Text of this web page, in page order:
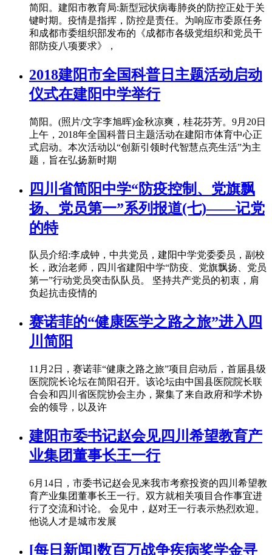
简阳。建阳市教育局:新型冠状病毒肺炎的防控正处于关
键时期。疫情是指挥，防控是责任。为响应市委原任务
和成都市委组织部发布的《成都市各级党组织和党员干
部防疫八项要求》，
2018建阳市全国科普日主题活动启动
仪式在建阳中学举行
简阳。(照片/文字李旭晖)金秋凉爽，桂花芬芳。9月20日
上午，2018年全国科普日主题活动在建阳市体育中心正
式启动。本次活动以“创新引领时代智慧点亮生活”为主
题，旨在弘扬新时期
四川省简阳中学“防疫控制、党旗飘
扬、党员第一”系列报道(七)——记党
的特
队员介绍:李成钟，中共党员，建阳中学党委委员，副校
长，政治老师，四川省建阳中学“防疫、党旗飘扬、党员
第一”行动党员突击队队员。 坚持共产党员的初衷，肩
负起抗击疫情的
赛诺菲的“健康医学之路之旅”进入四
川简阳
11月2日，赛诺菲“健康之路之旅”项目启动后，首届县级
医院院长论坛在简阳召开。该论坛由中国县医院院长联
合会和四川省医院协会主办，聚集了来自政府和学术协
会的领导，以及许
建阳市委书记赵会见四川希望教育产
业集团董事长王一行
6月14日，市委书记赵会见来我市考察投资的四川希望教
育产业集团董事长王一行。双方就相关项目合作事宜进
行了交流和讨论。 会见中，赵对王一行表示热烈欢迎。
他说人才是城市发展
[每日新闻]数百万战争疾病奖学金寻